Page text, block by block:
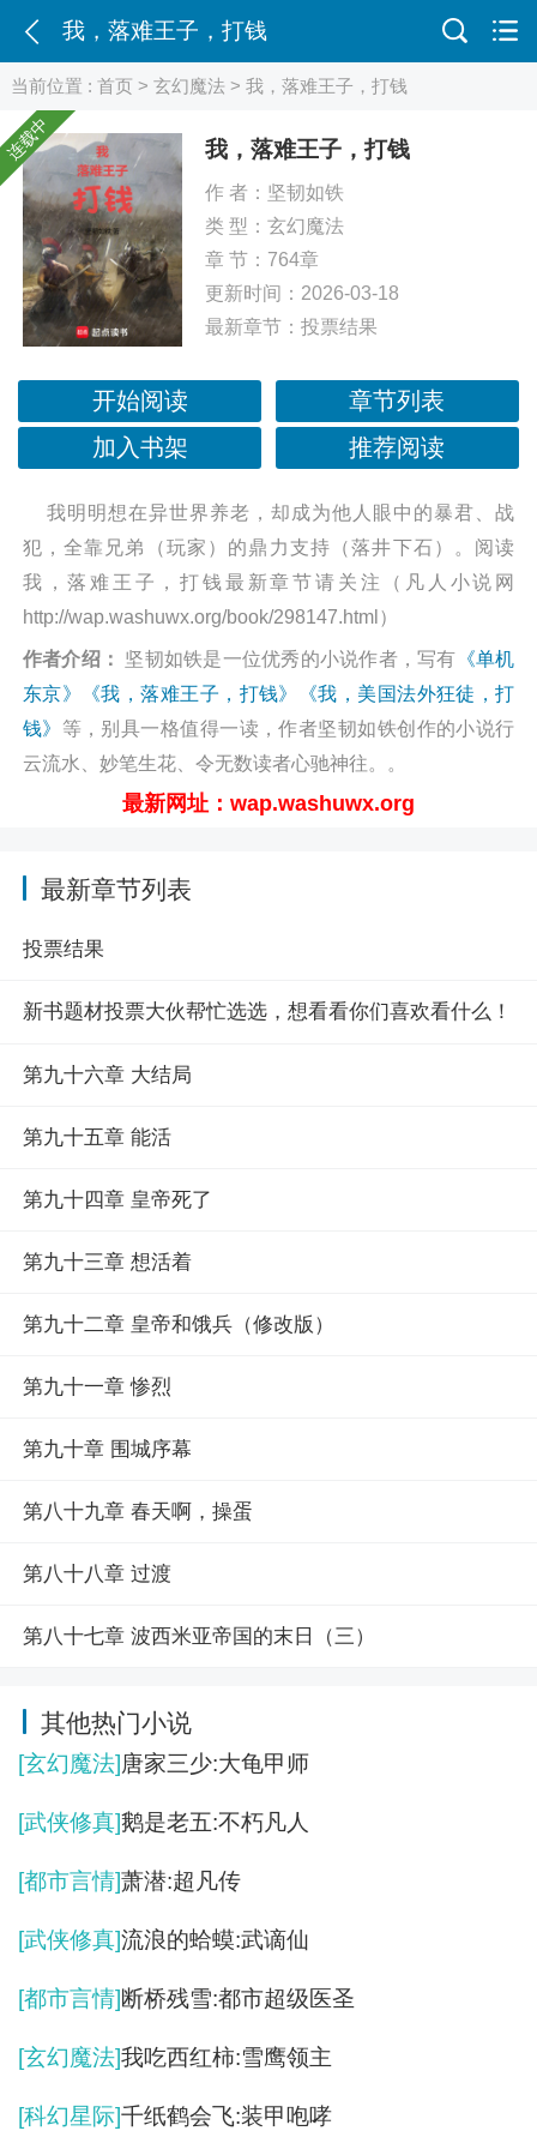
我，落难王子，打钱
当前位置 :首页 >玄幻魔法 > 我，落难王子，打钱
连载中 我，落难王子，打钱
作 者： 坚韧如铁
类 型： 玄幻魔法
章 节：764章
更新时间：2026-03-18
最新章节： 投票结果
开始阅读
章节列表
加入书架
推荐阅读
我明明想在异世界养老，却成为他人眼中的暴君、战
犯，全靠兄弟（玩家）的鼎力支持（落井下石）。阅读
我，落难王子，打钱最新章节请关注（凡人小说网
http://wap.washuwx.org/book/298147.html）
作者介绍：
坚韧如铁是一位优秀的小说作者，写有 《单机
东京》
《我，落难王子，打钱》
《我，美国法外狂徒，打
钱》 等，别具一格值得一读，作者坚韧如铁创作的小说行
云流水、妙笔生花、令无数读者心驰神往。。
最新网址：wap.washuwx.org
最新章节列表
投票结果
新书题材投票大伙帮忙选选，想看看你们喜欢看什么！
第九十六章 大结局
第九十五章 能活
第九十四章 皇帝死了
第九十三章 想活着
第九十二章 皇帝和饿兵（修改版）
第九十一章 惨烈
第九十章 围城序幕
第八十九章 春天啊，操蛋
第八十八章 过渡
第八十七章 波西米亚帝国的末日（三）
其他热门小说
[玄幻魔法]唐家三少:大龟甲师
[武侠修真]鹅是老五:不朽凡人
[都市言情]萧潜:超凡传
[武侠修真]流浪的蛤蟆:武谪仙
[都市言情]断桥残雪:都市超级医圣
[玄幻魔法]我吃西红柿:雪鹰领主
[科幻星际]千纸鹤会飞:装甲咆哮